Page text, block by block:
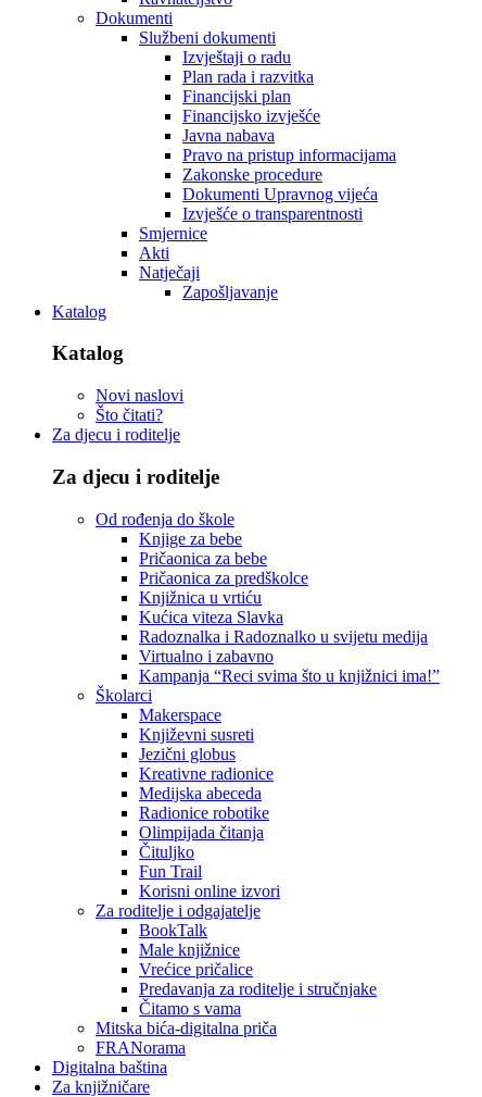
Dokumenti
Službeni dokumenti
Izvještaji o radu
Plan rada i razvitka
Financijski plan
Financijsko izvješće
Javna nabava
Pravo na pristup informacijama
Zakonske procedure
Dokumenti Upravnog vijeća
Izvješće o transparentnosti
Smjernice
Akti
Natječaji
Zapošljavanje
Katalog
Katalog
Novi naslovi
Što čitati?
Za djecu i roditelje
Za djecu i roditelje
Od rođenja do škole
Knjige za bebe
Pričaonica za bebe
Pričaonica za predškolce
Knjižnica u vrtiću
Kućica viteza Slavka
Radoznalka i Radoznalko u svijetu medija
Virtualno i zabavno
Kampanja “Reci svima što u knjižnici ima!”
Školarci
Makerspace
Književni susreti
Jezični globus
Kreativne radionice
Medijska abeceda
Radionice robotike
Olimpijada čitanja
Čituljko
Fun Trail
Korisni online izvori
Za roditelje i odgajatelje
BookTalk
Male knjižnice
Vrećice pričalice
Predavanja za roditelje i stručnjake
Čitamo s vama
Mitska bića-digitalna priča
FRANorama
Digitalna baština
Za knjižničare